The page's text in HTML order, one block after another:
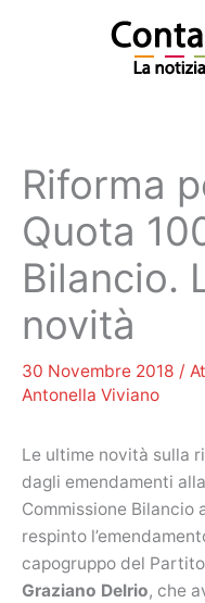
Riforma
Quota
Bilancio.
novità
30 Novembre 2018 /
Antonella Viviano
Le ultime novità sulla
dagli emendamenti
Commissione Bilancio
respinto
capogruppo del
Graziano Delrio, che